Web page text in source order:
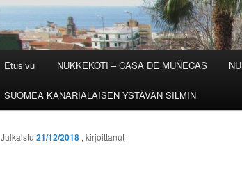
Etusivu NUKKEKOTI – CASA DE MUÑECAS
SUOMEA KANARIALAISEN YSTÄVÄN SILMIN
Julkaistu 21/12/2018 , kirjoittanut